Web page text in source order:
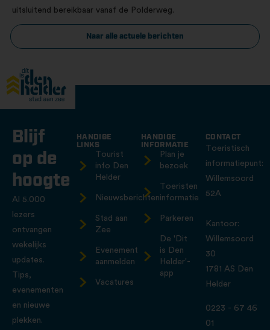
uitsluitend bereikbaar vanaf de Polderweg.
Naar alle actuele berichten
Blijf
op de
hoogte
Al 5.000
lezers
ontvangen
wekelijks
updates.
Tips,
evenementen
en nieuwe
plekken.
HANDIGE
LINKS
Tourist
info Den
Helder
Nieuwsberichten
Stad aan
Zee
Evenement
aanmelden
Vacatures
HANDIGE
INFORMATIE
Plan je
bezoek
Toeristen
informatie
Parkeren
De 'Dit
is Den
Helder'-
app
CONTACT
Toeristisch
informatiepunt:
Willemsoord
52A
Kantoor:
Willemsoord
30
1781 AS Den
Helder
0223 - 67 46
01